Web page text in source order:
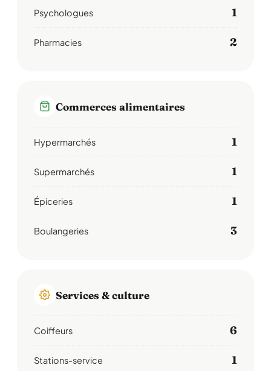
Psychologues 1
Pharmacies 2
Commerces alimentaires
Hypermarchés 1
Supermarchés 1
Épiceries 1
Boulangeries 3
Services & culture
Coiffeurs 6
Stations-service 1